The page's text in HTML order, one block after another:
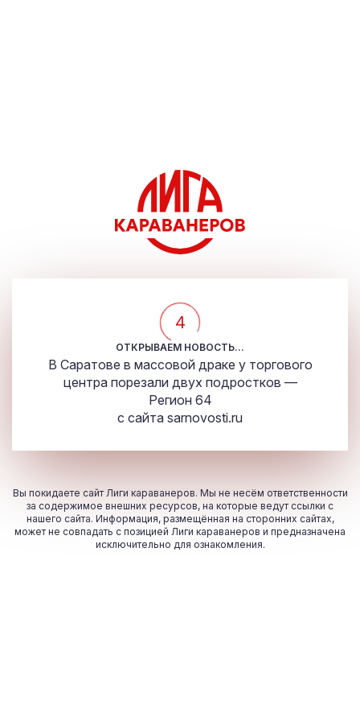
4
ОТКРЫВАЕМ НОВОСТЬ...
В Саратове в массовой драке у торгового
центра порезали двух подростков —
Регион 64
с сайта sarnovosti.ru
Вы покидаете сайт Лиги караванеров. Мы не несём ответственности
за содержимое внешних ресурсов, на которые ведут ссылки с
нашего сайта. Информация, размещённая на сторонних сайтах,
может не совпадать с позицией Лиги караванеров и предназначена
исключительно для ознакомления.